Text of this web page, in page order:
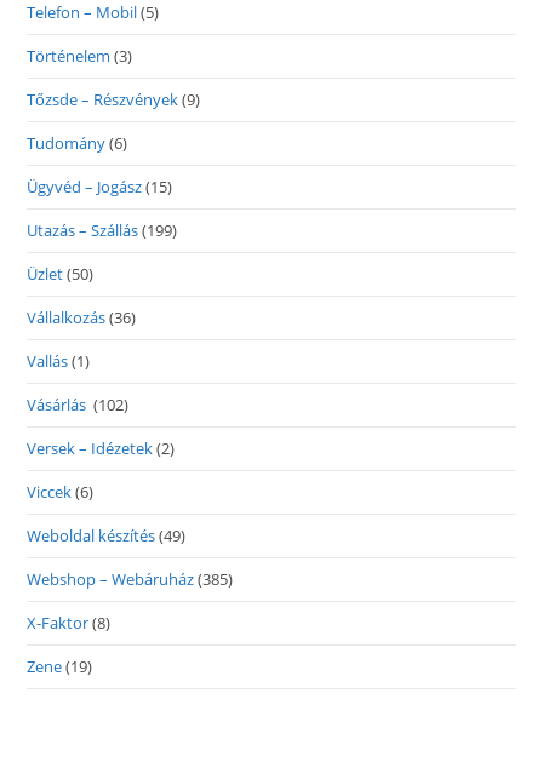
Telefon – Mobil(5)
Történelem (3)
Tőzsde – Részvények(9)
Tudomány(6)
Ügyvéd – Jogász(15)
Utazás – Szállás(199)
Üzlet(50)
Vállalkozás(36)
Vallás(1)
Vásárlás (102)
Versek – Idézetek(2)
Viccek(6)
Weboldal készítés(49)
Webshop – Webáruház(385)
X-Faktor(8)
Zene(19)